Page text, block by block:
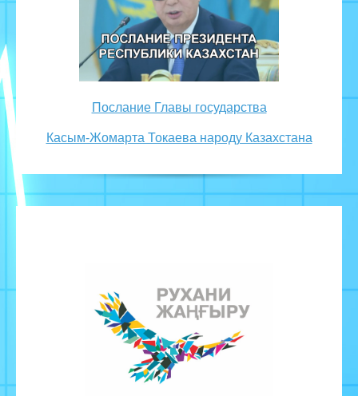
Послание Главы государства
Касым-Жомарта Токаева народу Казахстана